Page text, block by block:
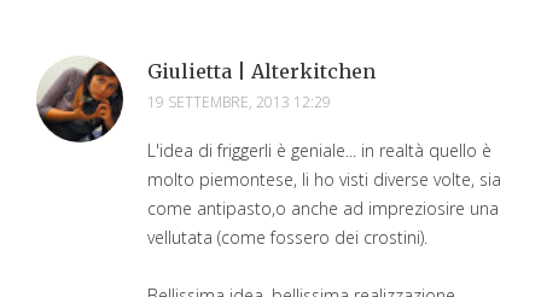
Giulietta | Alterkitchen
19 SETTEMBRE, 2013 12:29
L'idea di friggerli è geniale... in realtà quello è
molto piemontese, li ho visti diverse volte, sia
come antipasto,o anche ad impreziosire una
vellutata (come fossero dei crostini).